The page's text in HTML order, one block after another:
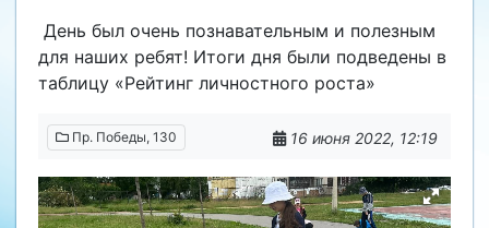
День был очень познавательным и полезным
для наших ребят! Итоги дня были подведены в
таблицу «Рейтинг личностного роста»
16 июня 2022, 12:19
Пр. Победы, 130